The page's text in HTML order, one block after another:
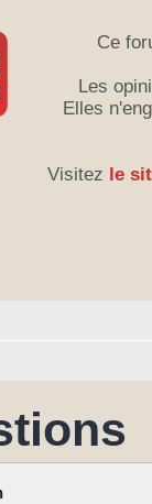
Ce
Les
Elles
Visitez le